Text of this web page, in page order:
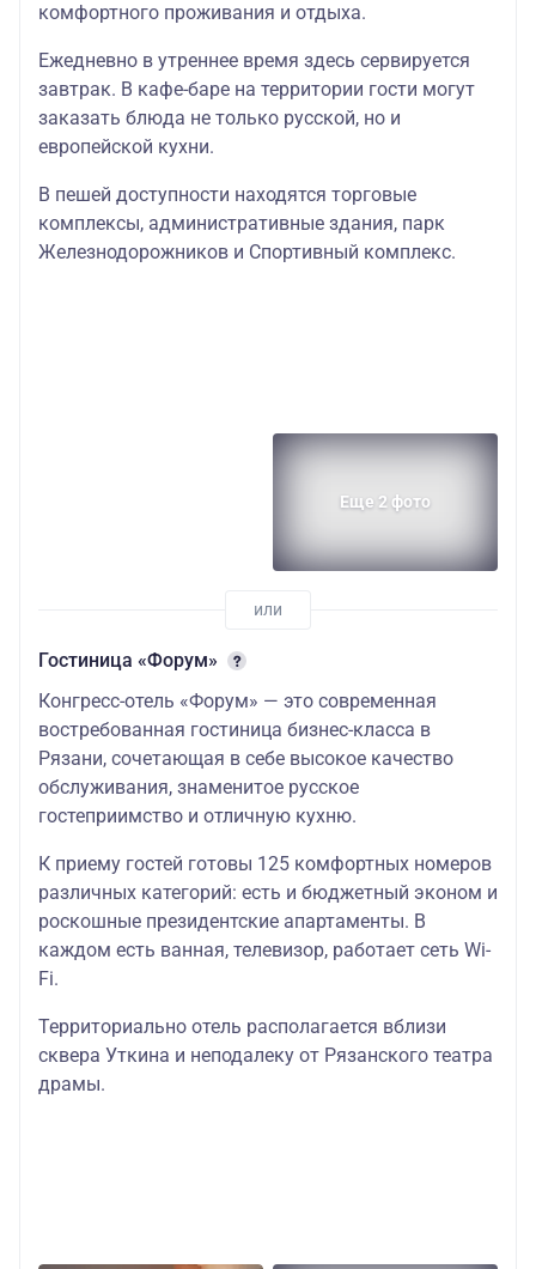
комфортного проживания и отдыха.
Ежедневно в утреннее время здесь сервируется
завтрак. В кафе-баре на территории гости могут
заказать блюда не только русской, но и
европейской кухни.
В пешей доступности находятся торговые
комплексы, административные здания, парк
Железнодорожников и Спортивный комплекс.
Еще 2 фото
Гостиница «Форум»
Конгресс-отель «Форум» — это современная
востребованная гостиница бизнес-класса в
Рязани, сочетающая в себе высокое качество
обслуживания, знаменитое русское
гостеприимство и отличную кухню.
К приему гостей готовы 125 комфортных номеров
различных категорий: есть и бюджетный эконом и
роскошные президентские апартаменты. В
каждом есть ванная, телевизор, работает сеть Wi-
Fi.
Территориально отель располагается вблизи
сквера Уткина и неподалеку от Рязанского театра
драмы.